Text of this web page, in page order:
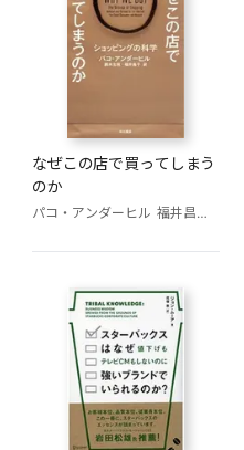
なぜこの店で買ってしまう
のか
パコ・アンダーヒル 福井昌子(訳)